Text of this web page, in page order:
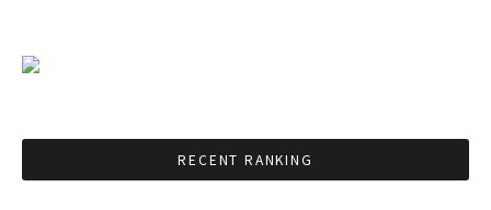
RECENT RANKING